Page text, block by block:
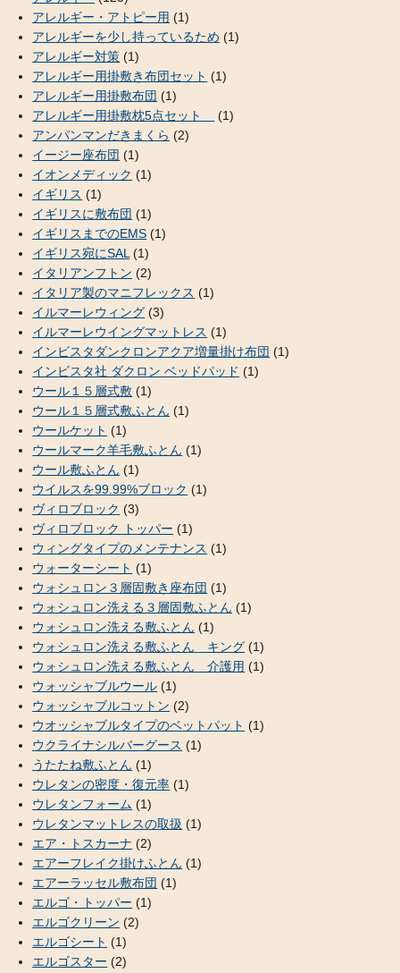
アレルギー・アトピー用 (1)
アレルギーを少し持っているため (1)
アレルギー対策 (1)
アレルギー用掛敷き布団セット (1)
アレルギー用掛敷布団 (1)
アレルギー用掛敷枕5点セット
(1)
アンパンマンだきまくら (2)
イージー座布団 (1)
イオンメディック (1)
イギリス (1)
イギリスに敷布団 (1)
イギリスまでのEMS (1)
イギリス宛にSAL (1)
イタリアンフトン (2)
イタリア製のマニフレックス (1)
イルマーレウィング (3)
イルマーレウイングマットレス (1)
インビスタダンクロンアクア増量掛け布団 (1)
インビスタ社 ダクロン ベッドパッド (1)
ウール１５層式敷 (1)
ウール１５層式敷ふとん (1)
ウールケット (1)
ウールマーク羊毛敷ふとん (1)
ウール敷ふとん (1)
ウイルスを99.99%ブロック (1)
ヴィロブロック (3)
ヴィロブロック トッパー (1)
ウィングタイプのメンテナンス (1)
ウォーターシート (1)
ウォシュロン３層固敷き座布団 (1)
ウォシュロン洗える３層固敷ふとん (1)
ウォシュロン洗える敷ふとん (1)
ウォシュロン洗える敷ふとん キング (1)
ウォシュロン洗える敷ふとん 介護用 (1)
ウォッシャブルウール (1)
ウォッシャブルコットン (2)
ウオッシャブルタイプのベットパット (1)
ウクライナシルバーグース (1)
うたたね敷ふとん (1)
ウレタンの密度・復元率 (1)
ウレタンフォーム (1)
ウレタンマットレスの取扱 (1)
エア・トスカーナ (2)
エアーフレイク掛けふとん (1)
エアーラッセル敷布団 (1)
エルゴ・トッパー (1)
エルゴクリーン (2)
エルゴシート (1)
エルゴスター (2)